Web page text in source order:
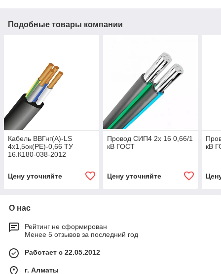
Подобные товары компании
Кабель ВВГнг(А)-LS
4х1,5ок(РЕ)-0,66 ТУ
16.К180-038-2012
Цену уточняйте
Провод СИП4 2х 16 0,66/1
кВ ГОСТ
Цену уточняйте
кВ
О нас
Рейтинг не сформирован
Менее 5 отзывов за последний год
Работает с 22.05.2012
г. Алматы